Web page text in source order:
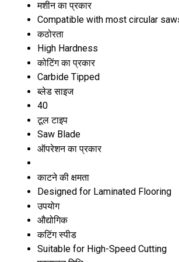
मशीन का प्रकार
Compatible with most circular
कठोरता
High Hardness
कोटिंग का प्रकार
Carbide Tipped
ब्लेड साइज
40
टूल टाइप
Saw Blade
ऑपरेशन का प्रकार
काटने की क्षमता
Designed for Laminated Flooring
उपयोग
औद्योगिक
कटिंग स्पीड
Suitable for High-Speed Cutting